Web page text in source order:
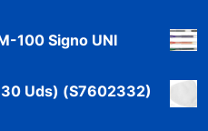
100 Signo UNI
Uds) (S7602332)